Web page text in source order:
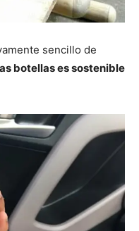
sencillo de
botellas es sostenible